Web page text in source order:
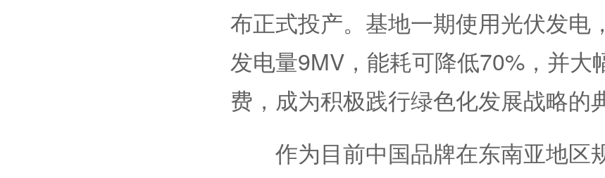
布正式投产。基地一期使用光伏发电
发电量9MV，能耗可降低70%，并大
费，成为积极践行绿色化发展战略的
作为目前中国品牌在东南亚地区